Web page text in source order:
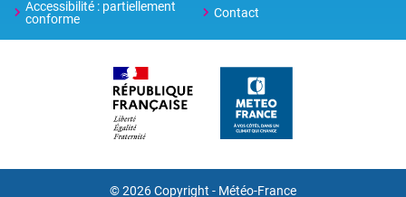
Accessibilité : partiellement
conforme
Contact
© 2026 Copyright - Météo-France